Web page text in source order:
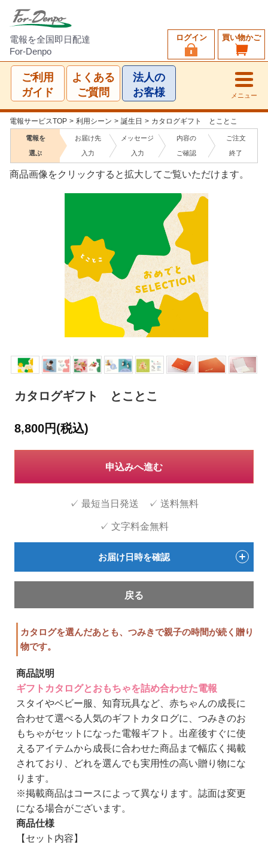
電報を全国即日配達
For-Denpo
買い物かご
ログイン
ご利用
ガイド
よくある
ご質問
法人の
お客様
メニュー
電報サービスTOP > 利用シーン > 誕生日 > カタログギフト とことこ
電報を
選ぶ
お届け先
入力
メッセージ
入力
内容の
ご確認
ご注文
終了
商品画像をクリックすると拡大してご覧いただけます。
カタログギフト とことこ
カタログを選んだあとも、つみきで親子の時間が続く贈り
物です。
商品説明
ギフトカタログとおもちゃを詰め合わせた電報
スタイやベビー服、知育玩具など、赤ちゃんの成長に
合わせて選べる人気のギフトカタログに、つみきのお
もちゃがセットになった電報ギフト。出産後すぐに使
えるアイテムから成長に合わせた商品まで幅広く掲載
されており、どれを選んでも実用性の高い贈り物にな
ります。
※掲載商品はコースによって異なります。誌面は変更
になる場合がございます。
商品仕様
【セット内容】
8,800円(税込)
申込みへ進む
✓ 最短当日発送 ✓ 送料無料
✓ 文字料金無料
お届け日時を確認
戻る